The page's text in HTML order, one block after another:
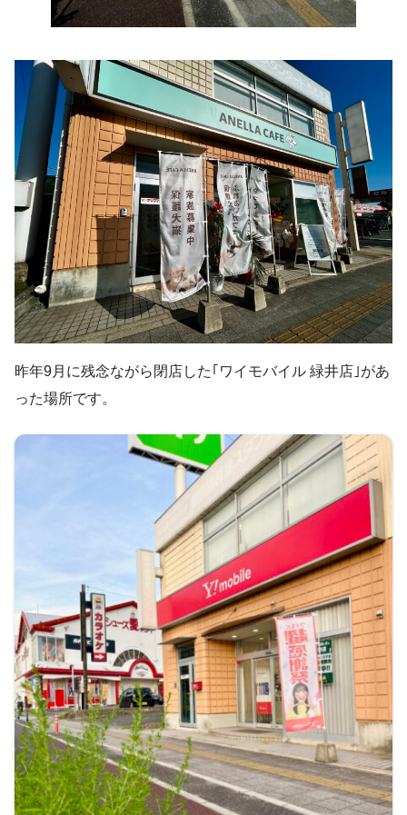
昨年9月に残念ながら閉店した｢ワイモバイル 緑井店｣があ
った場所です。